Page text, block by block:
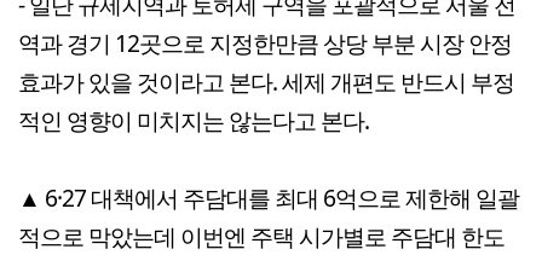
역과 경기 12곳으로 지정한만큼 상당 부분 시장 안정
효과가 있을 것이라고 본다. 세제 개편도 반드시 부정
적인 영향이 미치지는 않는다고 본다.
▲ 6·27 대책에서 주담대를 최대 6억으로 제한해 일괄
적으로 막았는데 이번엔 주택 시가별로 주담대 한도